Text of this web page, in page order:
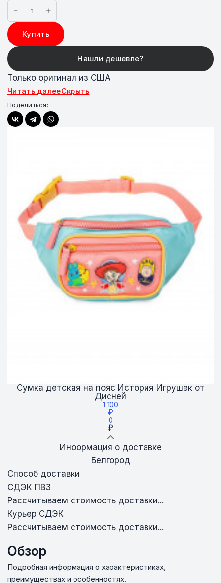
Купить
Только оригинал из США
Читать далееСкрыть
Поделиться:
Сумка детская на пояс История Игрушек от
Дисней
1 100
₽
0
₽
Информация о доставке
Белгород
Способ доставки
СДЭК ПВЗ
Рассчитываем стоимость доставки...
Курьер СДЭК
Рассчитываем стоимость доставки...
Обзор
Подробная информация о характеристиках,
преимуществах и особенностях.